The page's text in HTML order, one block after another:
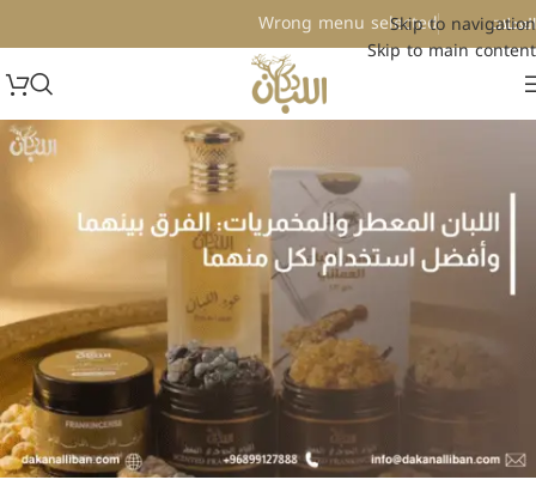
Skip to navigation
Skip to main content
العملات Wrong menu selected